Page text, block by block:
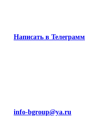
Написать в Телеграмм
info-bgroup@ya.ru